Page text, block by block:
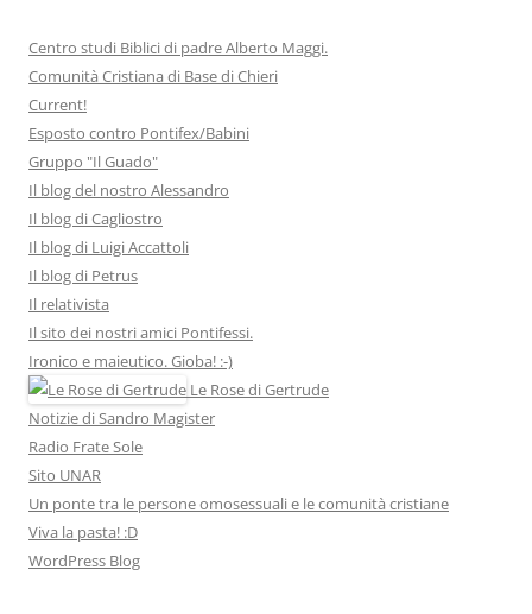
Centro studi Biblici di padre Alberto Maggi.
Comunità Cristiana di Base di Chieri
Current!
Esposto contro Pontifex/Babini
Gruppo "Il Guado"
Il blog del nostro Alessandro
Il blog di Cagliostro
Il blog di Luigi Accattoli
Il blog di Petrus
Il relativista
Il sito dei nostri amici Pontifessi.
Ironico e maieutico. Gioba! :-)
Le Rose di Gertrude
Notizie di Sandro Magister
Radio Frate Sole
Sito UNAR
Un ponte tra le persone omosessuali e le comunità cristiane
Viva la pasta! :D
WordPress Blog